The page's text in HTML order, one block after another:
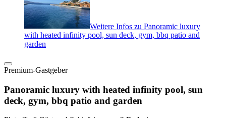
Weitere Infos zu Panoramic luxury
with heated infinity pool, sun deck, gym, bbq patio and
garden
Premium-Gastgeber
Panoramic luxury with heated infinity pool, sun
deck, gym, bbq patio and garden